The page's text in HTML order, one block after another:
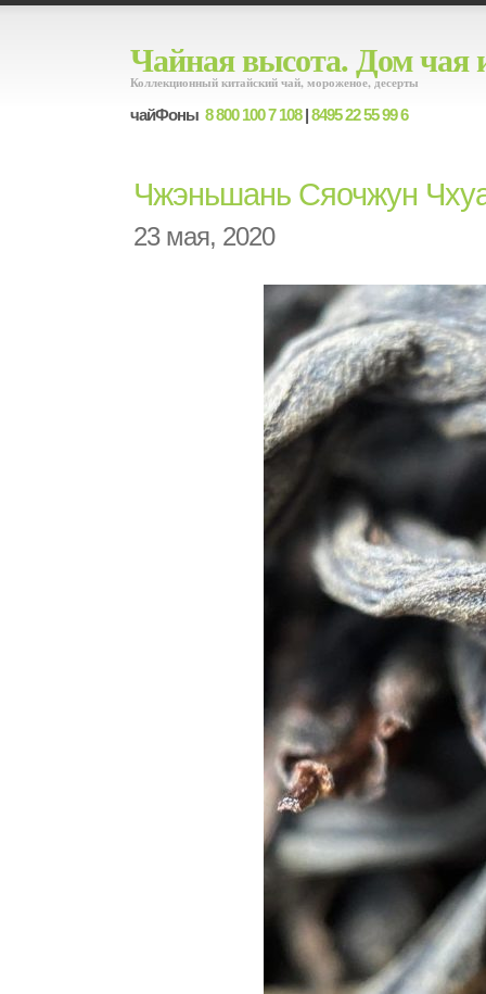
Чайная высота. Дом чая
Коллекционный китайский чай, мороженое, десерты
чайФоны 8 800 100 7 108|8495 22 55 99 6
Чжэньшань Сяочжун
23 мая, 2020